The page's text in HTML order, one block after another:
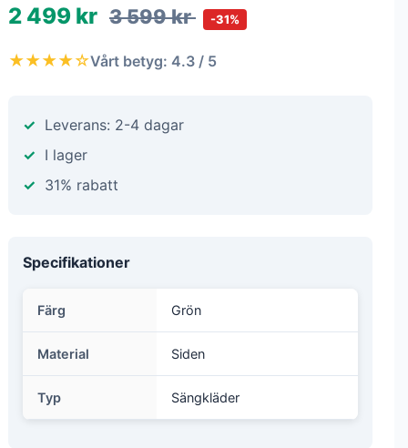
2 499 kr 3 599 kr -31%
★★★★☆Vårt betyg: 4.3 / 5
Leverans: 2-4 dagar
I lager
31% rabatt
Specifikationer
Färg Grön
Material Siden
Typ Sängkläder